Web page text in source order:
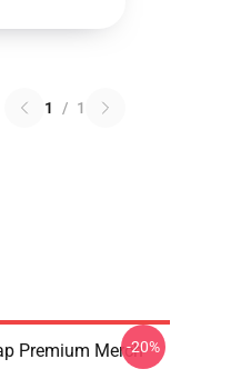
1 / 1
Premium Merch-20%